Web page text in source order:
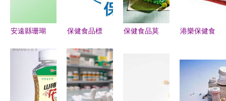
安遠縣珊瑚
保健茶產品
列表
保健食品標
全鏈條治理
規范市場秩
序的路徑優
保健食品莫
港樂保健食
幾何？聚焦
商機邊界與
行動建議